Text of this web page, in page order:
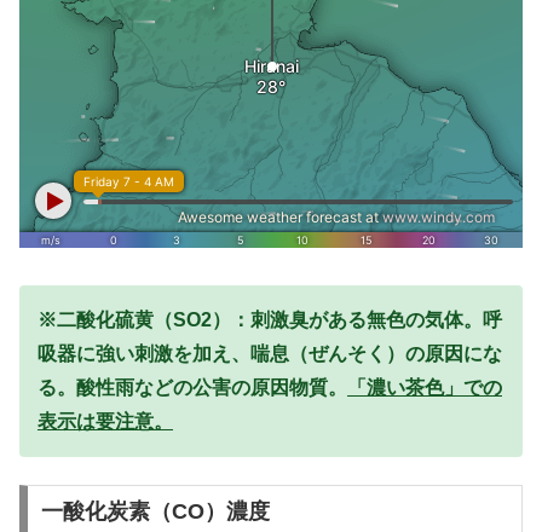
※二酸化硫黄（SO2）：刺激臭がある無色の気体。呼
吸器に強い刺激を加え、喘息（ぜんそく）の原因にな
る。酸性雨などの公害の原因物質。
「濃い茶色」での
表示は要注意。
一酸化炭素（CO）濃度